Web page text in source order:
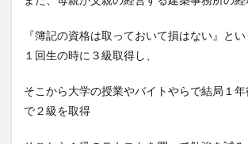
『簿記の資格は取っておいて損はない』と
１回生の時に３級取得し、
そこから大学の授業やバイトやらで結局１
で２級を取得